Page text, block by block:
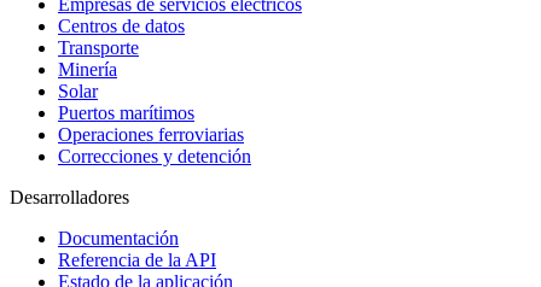
Empresas de servicios eléctricos
Centros de datos
Transporte
Minería
Solar
Puertos marítimos
Operaciones ferroviarias
Correcciones y detención
Desarrolladores
Documentación
Referencia de la API
Estado de la aplicación